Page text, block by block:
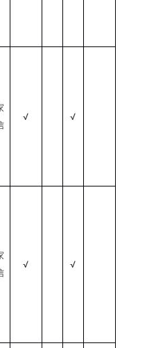
√ √
√ √